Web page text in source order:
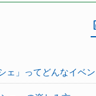
ェ」ってどんなイベン